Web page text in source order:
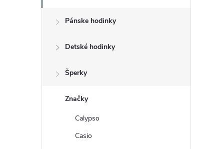
a
Pánske hodinky
Detské hodinky
Šperky
Značky
Calypso
Casio